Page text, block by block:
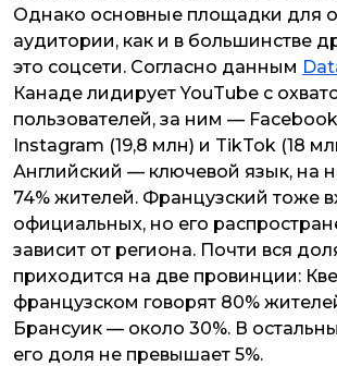
Однако основные площадки для
аудитории, как и в большинстве
это соцсети. Согласно данным
Канаде лидирует YouTube c
пользователей, за ним —
Instagram (19,8 млн) и TikTok (18
Английский — ключевой язык, на
74% жителей. Французский тоже
официальных, но его
зависит от региона. Почти вся
приходится на две провинции:
французском говорят 80%
Брансуик — около 30%. В
его доля не превышает 5%.